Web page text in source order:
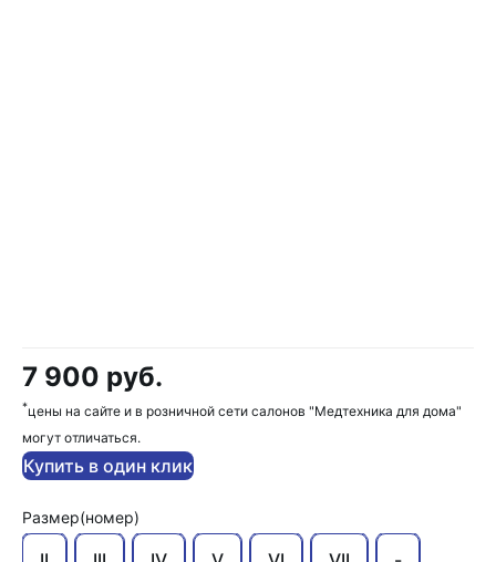
7 900 руб.
*цены на сайте и в розничной сети салонов "Медтехника для дома"
могут отличаться.
Купить в один клик
Размер(номер)